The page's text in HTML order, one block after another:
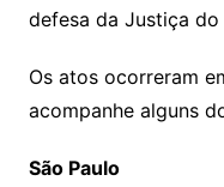
defesa da Justiça do
Os atos ocorreram
acompanhe alguns
São Paulo